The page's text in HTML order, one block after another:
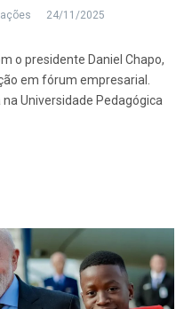
24/11/2025
o presidente Daniel Chapo,
em fórum empresarial.
Universidade Pedagógica